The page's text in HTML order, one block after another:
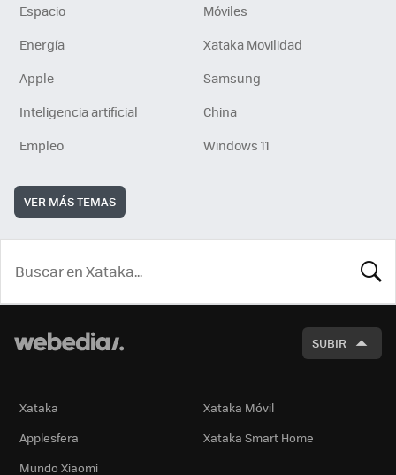
Espacio
Móviles
Energía
Xataka Movilidad
Apple
Samsung
Inteligencia artificial
China
Empleo
Windows 11
VER MÁS TEMAS
SUBIR
Xataka
Xataka Móvil
Applesfera
Xataka Smart Home
Mundo Xiaomi